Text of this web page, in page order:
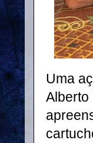
Uma
Alberto